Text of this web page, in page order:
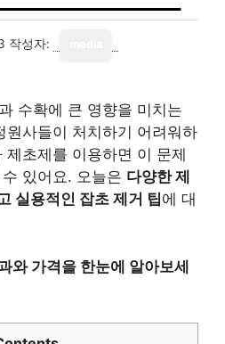
작성자:
수확에 큰 영향을 미치는
원사들이 처치하기 어려워하
초제를 이용하면 이 문제
있어요. 오늘은 다양한 제
실용적인 잡초 제거 팁에 대
와 가격을 한눈에 알아보세